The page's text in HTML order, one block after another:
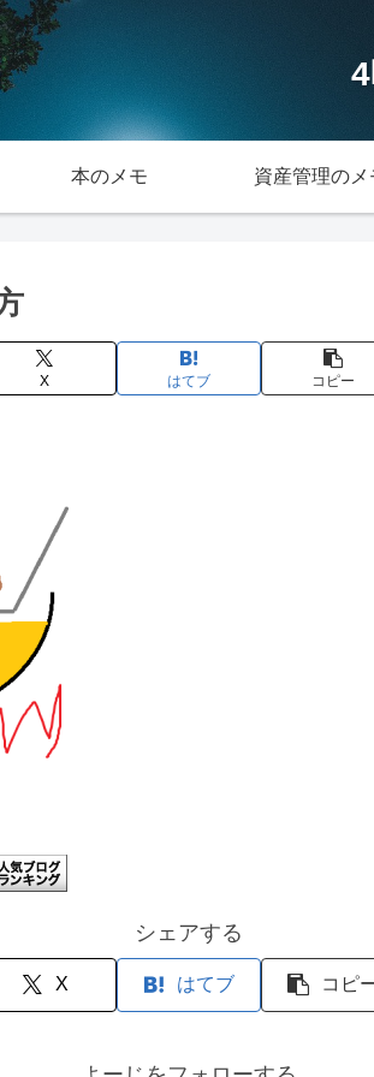
本のメモ 資産管理のメ
X はてブ コピー
シェアする
X はてブ コピ